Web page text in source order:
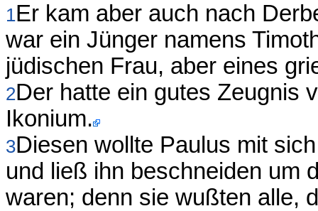
1Er kam aber auch nach
war ein Jünger namens
jüdischen Frau, aber eines
2Der hatte ein gutes Zeugnis
Ikonium.
3Diesen wollte Paulus mit
und ließ ihn beschneiden um
waren; denn sie wußten alle,